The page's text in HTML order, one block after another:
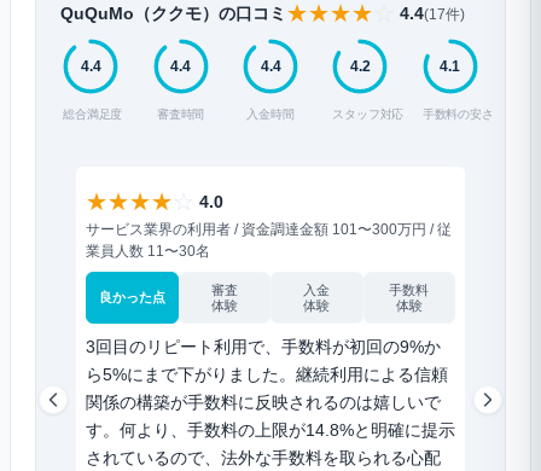
QuQuMo（ククモ）の口コミ ★★★★ 4.4(17件)
4.4
総合満足度
4.4
審査時間
4.4
入金時間
4.2
スタッフ対応
4.1
手数料の安さ
★★★★☆ 4.0
サービス業界の利用者 / 資金調達金額 101〜300万円 / 従
業員人数 11〜30名
良かった点
審査
体験
入金
体験
手数料
体験
3回目のリピート利用で、手数料が初回の9%か
ら5%にまで下がりました。継続利用による信頼
関係の構築が手数料に反映されるのは嬉しいで
す。何より、手数料の上限が14.8%と明確に提示
されているので、法外な手数料を取られる心配
請求書